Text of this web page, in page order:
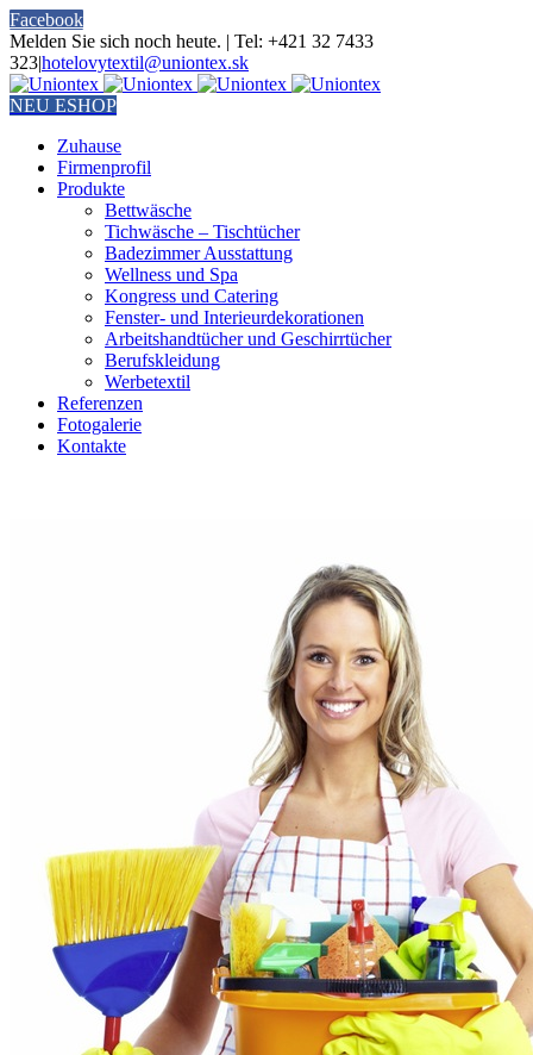
Facebook
Melden Sie sich noch heute. | Tel: +421 32 7433
323|hotelovytextil@uniontex.sk
NEU ESHOP
Zuhause
Firmenprofil
Produkte
Bettwäsche
Tichwäsche – Tischtücher
Badezimmer Ausstattung
Wellness und Spa
Kongress und Catering
Fenster- und Interieurdekorationen
Arbeitshandtücher und Geschirrtücher
Berufskleidung
Werbetextil
Referenzen
Fotogalerie
Kontakte